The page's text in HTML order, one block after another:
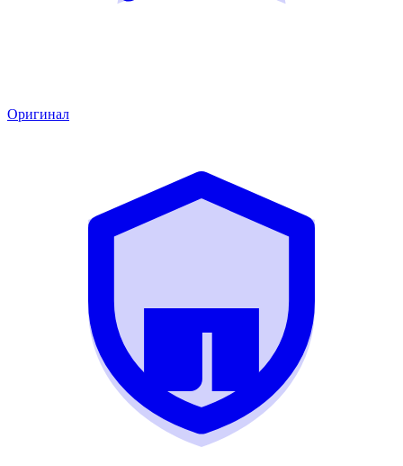
Оригинал